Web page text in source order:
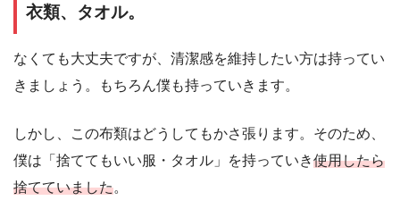
衣類、タオル。
なくても大丈夫ですが、清潔感を維持したい方は持ってい
きましょう。もちろん僕も持っていきます。
しかし、この布類はどうしてもかさ張ります。そのため、
僕は「捨ててもいい服・タオル」を持っていき使用したら
捨てていました。